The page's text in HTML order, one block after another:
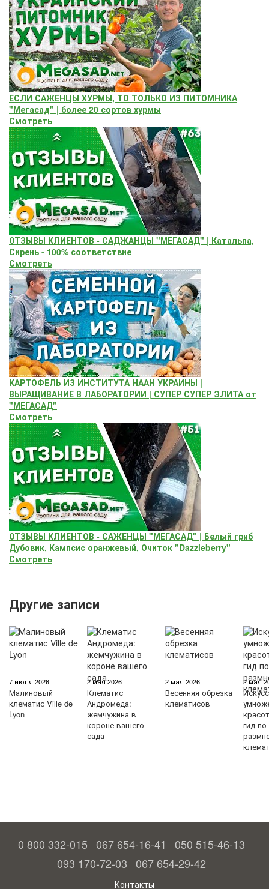
ЕСЛИ САЖЕНЦЫ ХУРМЫ, ТО ТОЛЬКО ИЗ ПИТОМНИКА
"Мегасад" | более 20 сортов хурмы
Смотреть
ОТЗЫВЫ КЛИЕНТОВ - САДЖАНЦЫ "МЕГАСАД" | Катальпа,
Сирень - 100% соответствие
Смотреть
КАРТОФЕЛЬ ИЗ ИНСТИТУТА НААН УКРАИНЫ |
ВЫРАЩИВАНИЕ В ЛАБОРАТОРИИ | СУПЕР СУПЕР ЭЛИТА от
"МЕГАСАД"
Смотреть
ОТЗЫВЫ КЛИЕНТОВ - САЖЕНЦЫ "МЕГАСАД" | Белый гриб
Дубовик, Кампсис оранжевый, Очиток "Dazzleberry"
Смотреть
Другие записи
7 июня 2026
Малиновый
клематис Ville de
Lyon
2 мая 2026
Клематис
Андромеда:
жемчужина в
короне вашего
сада
2 мая 2026
Весенняя обрезка
клематисов
2 мая
гид по
0 800 332-015 067 654-16-41
050 515-46-13
093 170-72-03 067 654-29-42
Контакты